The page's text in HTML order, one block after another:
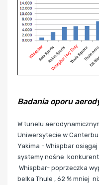
Badania oporu
W tunelu
Uniwersytecie w
Yakima - Whispbar osiągaj
systemy nośne
Whispbar- poprzeczka
belka Thule , 62 % mniej